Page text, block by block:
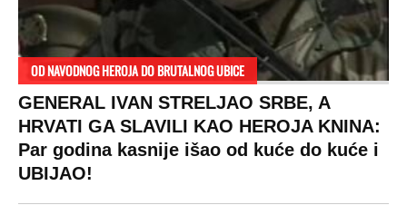
OD NAVODNOG HEROJA DO BRUTALNOG UBICE
GENERAL IVAN STRELJAO SRBE, A
HRVATI GA SLAVILI KAO HEROJA KNINA:
Par godina kasnije išao od kuće do kuće i
UBIJAO!